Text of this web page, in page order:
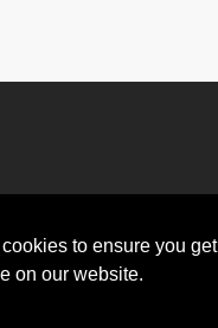
to ensure you get
on our website.